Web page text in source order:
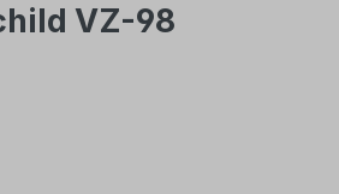
VZ-98